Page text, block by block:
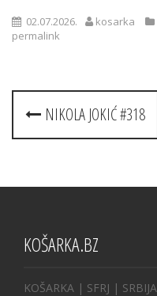
02.07.2026. kosarka
permalink
Post
navigation
NIKOLA JOKIĆ #318
KOŠARKA.BZ
KOŠARKA | SFRJ | SRBIJA